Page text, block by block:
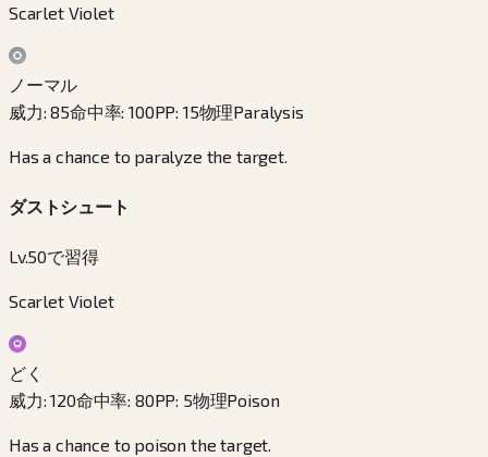
Scarlet Violet
ノーマル
威力:85命中率:100PP: 15物理Paralysis
Has a chance to paralyze the target.
ダストシュート
Lv.50で習得
Scarlet Violet
どく
威力:120命中率: 80PP: 5物理Poison
Has a chance to poison the target.